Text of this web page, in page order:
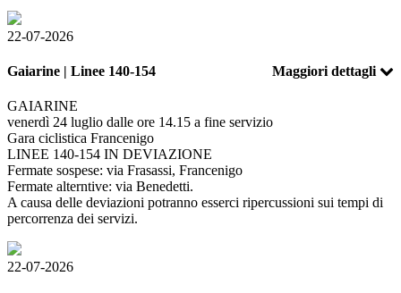
22-07-2026
Gaiarine | Linee 140-154 Maggiori dettagli
GAIARINE
venerdì 24 luglio dalle ore 14.15 a fine servizio
Gara ciclistica Francenigo
LINEE 140-154 IN DEVIAZIONE
Fermate sospese: via Frasassi, Francenigo
Fermate alterntive: via Benedetti.
A causa delle deviazioni potranno esserci ripercussioni sui tempi di
percorrenza dei servizi.
22-07-2026